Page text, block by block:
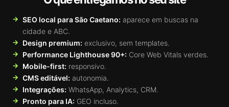
SEO local para São Caetano: aparece em buscas na
cidade e ABC.
Design premium: exclusivo, sem templates.
Performance Lighthouse 90+: Core Web Vitals verdes.
Mobile-first: responsivo.
CMS editável: autonomia.
Integrações: WhatsApp, Analytics, CRM.
Pronto para IA: GEO incluso.